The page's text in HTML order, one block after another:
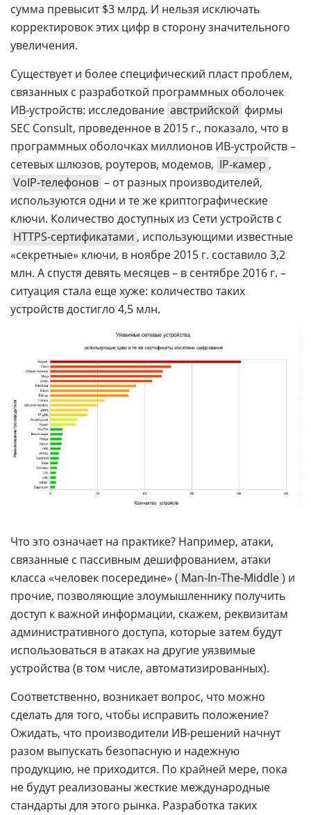
сумма превысит $3 млрд. И нельзя исключать
корректировок этих цифр в сторону значительного
увеличения.
Существует и более специфический пласт проблем,
связанных с разработкой программных оболочек
ИВ-устройств: исследование австрийской фирмы
SEC Consult, проведенное в 2015 г., показало, что в
программных оболочках миллионов ИВ-устройств –
сетевых шлюзов, роутеров, модемов, IP-камер ,
VoIP-телефонов – от разных производителей,
используются одни и те же криптографические
ключи. Количество доступных из Сети устройств с
HTTPS-сертификатами , использующими известные
«секретные» ключи, в ноябре 2015 г. составило 3,2
млн. А спустя девять месяцев – в сентябре 2016 г. –
ситуация стала еще хуже: количество таких
устройств достигло 4,5 млн.
Что это означает на практике? Например, атаки,
связанные с пассивным дешифрованием, атаки
класса «человек посередине» ( Man-In-The-Middle) и
прочие, позволяющие злоумышленнику получить
доступ к важной информации, скажем, реквизитам
административного доступа, которые затем будут
использоваться в атаках на другие уязвимые
устройства (в том числе, автоматизированных).
Соответственно, возникает вопрос, что можно
сделать для того, чтобы исправить положение?
Ожидать, что производители ИВ-решений начнут
разом выпускать безопасную и надежную
продукцию, не приходится. По крайней мере, пока
не будут реализованы жесткие международные
стандарты для этого рынка. Разработка таких